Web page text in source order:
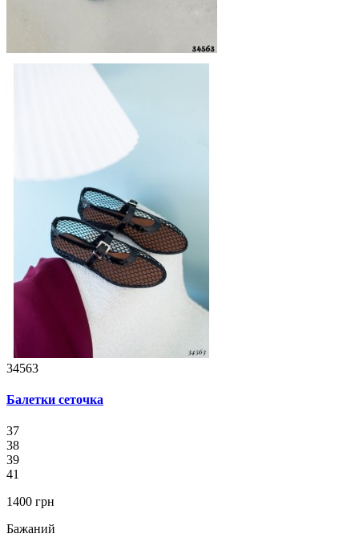
34563
Балетки сеточка
37
38
39
41
1400 грн
Бажаний